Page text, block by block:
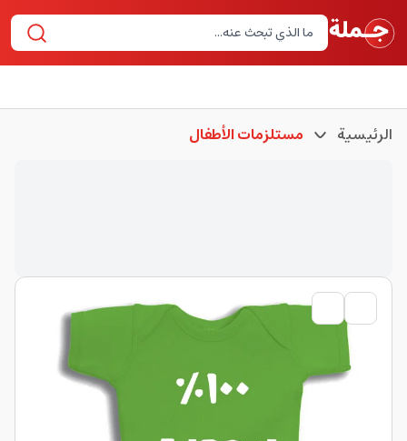
الرئيسية مستلزمات الأطفال